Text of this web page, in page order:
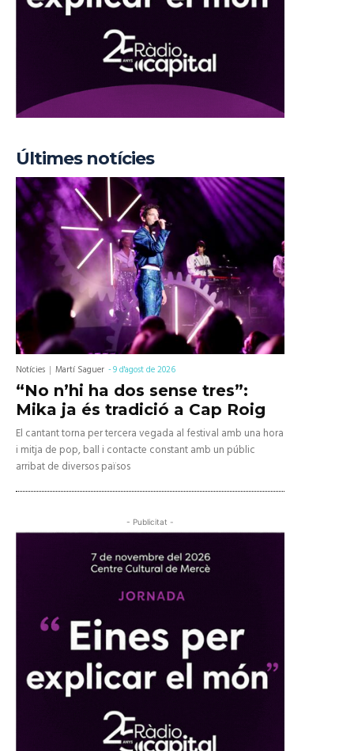
Últimes notícies
Notícies Martí Saguer -9 d'agost de 2026
“No n’hi ha dos sense tres”:
Mika ja és tradició a Cap Roig
El cantant torna per tercera vegada al festival amb una hora
i mitja de pop, ball i contacte constant amb un públic
arribat de diversos països
- Publicitat -